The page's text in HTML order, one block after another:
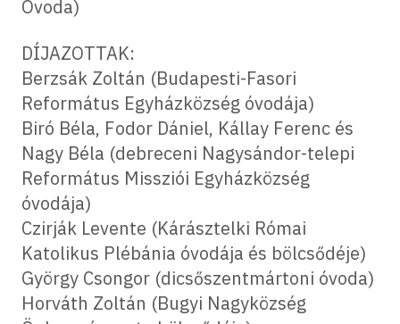
Óvoda)
DÍJAZOTTAK:
Berzsák Zoltán (Budapesti-Fasori
Református Egyházközség óvodája)
Biró Béla, Fodor Dániel, Kállay Ferenc és
Nagy Béla (debreceni Nagysándor-telepi
Református Missziói Egyházközség
óvodája)
Czirják Levente (Kárásztelki Római
Katolikus Plébánia óvodája és bölcsődéje)
György Csongor (dicsőszentmártoni óvoda)
Horváth Zoltán (Bugyi Nagyközség